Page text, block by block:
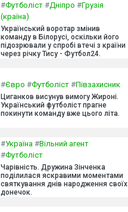
#Футболіст #Дніпро #Грузія
(країна)
Український воротар змінив
команду в Білорусі, оскільки його
підозрювали у спробі втечі з країни
через річку Тису - Футбол24.
#Євро #Футболіст #Півзахисник
Циганков висунув вимогу Жироні.
Український футболіст прагне
покинути команду вже цього літа.
#Україна #Вільний агент
#Футболіст
Чарівність. Дружина Зінченка
поділилася яскравими моментами
святкування днів народження своїх
донечок.